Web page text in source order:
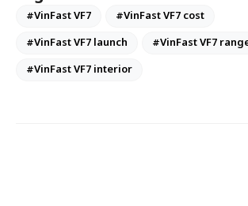
#VinFast VF7
#VinFast VF7 cost
#VinFast VF7 launch
#VinFast VF7
#VinFast VF7 interior